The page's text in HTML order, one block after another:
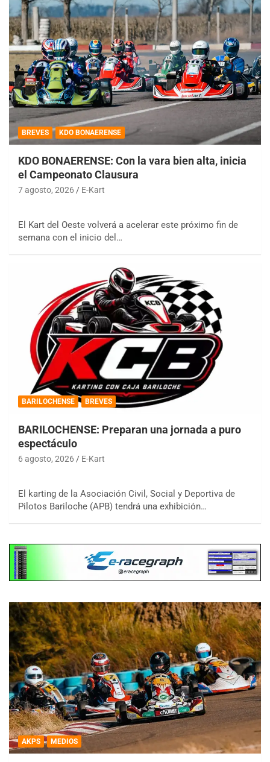
BREVES KDO BONAERENSE
KDO BONAERENSE: Con la vara bien alta, inicia
el Campeonato Clausura
7 agosto, 2026 E-Kart
El Kart del Oeste volverá a acelerar este próximo fin de
semana con el inicio del…
BARILOCHENSE BREVES
BARILOCHENSE: Preparan una jornada a puro
espectáculo
6 agosto, 2026 E-Kart
El karting de la Asociación Civil, Social y Deportiva de
Pilotos Bariloche (APB) tendrá una exhibición…
AKPS MEDIOS